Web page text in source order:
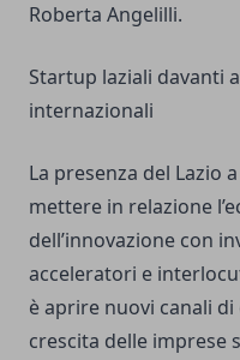
Roberta Angelilli.
Startup laziali davanti
internazionali
La presenza del Lazio a
mettere in relazione
dell’innovazione con
acceleratori e
è aprire nuovi canali
crescita delle imprese